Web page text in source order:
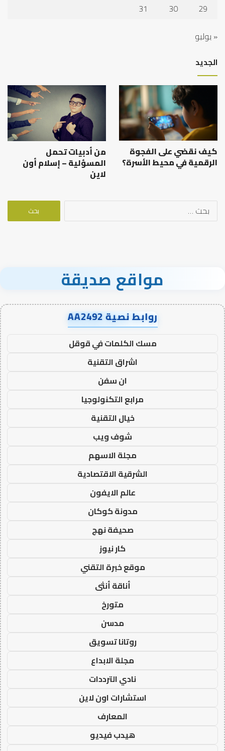
29
30
31
« يوليو
الجديد
كيف نقضي على الفجوة
الرقمية في محيط الأسرة؟
من أدبيات تحمل
المسؤلية – إسلام أون
لاين
البحث
مواقع صديقة
روابط نصية AA2492
مسك الكلمات في قوقل
اشراق التقنية
ان سفن
مرابع التكنولوجيا
خيال التقنية
شوف ويب
مجلة الاسهم
الشرقية الاقتصادية
عالم الايفون
مدونة كوكان
صحيفة نهج
كار نيوز
موقع خبرة التقني
أناقة أنثى
متورخ
مدسن
روتانا تسويق
مجلة الابداع
نادي الترددات
استشارات اون لاين
المعارف
هيدب فيديو